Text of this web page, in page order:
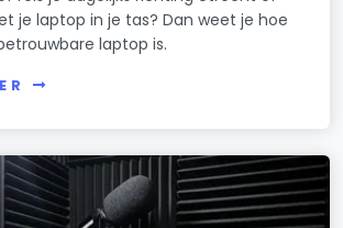
je laptop in je tas? Dan weet je hoe
laptop is.